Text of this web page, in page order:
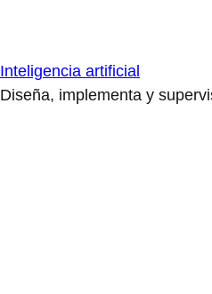
Inteligencia artificial
Diseña, implementa y